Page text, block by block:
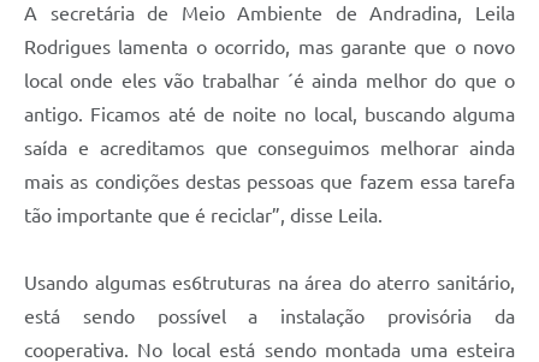
A secretária de Meio Ambiente de Andradina, Leila
Rodrigues lamenta o ocorrido, mas garante que o novo
local onde eles vão trabalhar ´é ainda melhor do que o
antigo. Ficamos até de noite no local, buscando alguma
saída e acreditamos que conseguimos melhorar ainda
mais as condições destas pessoas que fazem essa tarefa
tão importante que é reciclar”, disse Leila.
Usando algumas es6truturas na área do aterro sanitário,
está sendo possível a instalação provisória da
cooperativa. No local está sendo montada uma esteira